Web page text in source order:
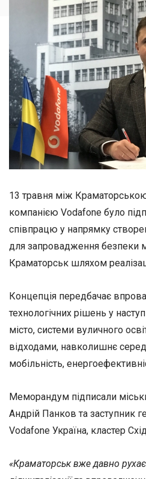
13 травня між
компанією Vodafone було
співпрацю у напрямку
для запровадження безпеки
Краматорськ шляхом
Концепція передбачає
технологічних рішень у
місто, системи вуличного
відходами, навколишнє
мобільність,
Меморандум підписали
Андрій Панков та заступник
Vodafone Україна, кластер
«Краматорськ вже давно